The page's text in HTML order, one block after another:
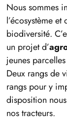
Nous sommes
l’écosystème
biodiversité.
un projet d’
jeunes
Deux rangs de
rangs pour y
disposition
nos tracteurs.